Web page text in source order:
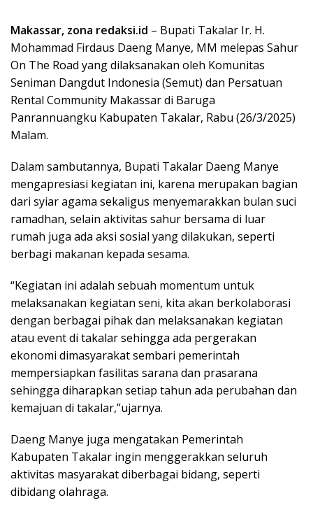
Makassar, zona redaksi.id – Bupati Takalar Ir. H.
Mohammad Firdaus Daeng Manye, MM melepas Sahur
On The Road yang dilaksanakan oleh Komunitas
Seniman Dangdut Indonesia (Semut) dan Persatuan
Rental Community Makassar di Baruga
Panrannuangku Kabupaten Takalar, Rabu (26/3/2025)
Malam.
Dalam sambutannya, Bupati Takalar Daeng Manye
mengapresiasi kegiatan ini, karena merupakan bagian
dari syiar agama sekaligus menyemarakkan bulan suci
ramadhan, selain aktivitas sahur bersama di luar
rumah juga ada aksi sosial yang dilakukan, seperti
berbagi makanan kepada sesama.
“Kegiatan ini adalah sebuah momentum untuk
melaksanakan kegiatan seni, kita akan berkolaborasi
dengan berbagai pihak dan melaksanakan kegiatan
atau event di takalar sehingga ada pergerakan
ekonomi dimasyarakat sembari pemerintah
mempersiapkan fasilitas sarana dan prasarana
sehingga diharapkan setiap tahun ada perubahan dan
kemajuan di takalar,”ujarnya.
Daeng Manye juga mengatakan Pemerintah
Kabupaten Takalar ingin menggerakkan seluruh
aktivitas masyarakat diberbagai bidang, seperti
dibidang olahraga.